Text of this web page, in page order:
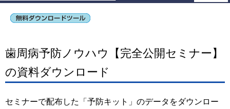
歯周病予防ノウハウ【完全公開セミナー】
の資料ダウンロード
セミナーで配布した「予防キット」のデータをダウンロー